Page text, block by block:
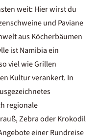
weit: Hier wirst du
und Paviane
aus Köcherbäumen
ist Namibia ein
viel wie Grillen
Kultur verankert. In
regionale
Zebra oder Krokodil
einer Rundreise